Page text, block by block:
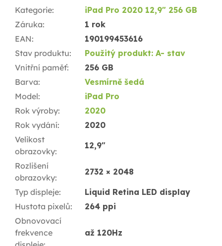
Kategorie:
iPad Pro 2020 12,9" 256 GB
Záruka:
1 rok
EAN:
190199453616
Stav produktu:
Použitý produkt: A- stav
Vnitřní paměť:
256 GB
Barva:
Vesmírně šedá
Model:
iPad Pro
Rok výroby:
2020
Rok vydání:
2020
Velikost
obrazovky:
12,9"
Rozlišení
obrazovky:
2732 × 2048
Typ displeje:
Liquid Retina LED display
Hustota pixelů:
264 ppi
Obnovovací
frekvence
až 120Hz